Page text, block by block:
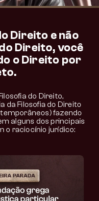
Direito e não
Direito, você
o Direito por
do Direito,
da Filosofia do Direito
fazendo
alguns dos principais
o raciocínio jurídico: